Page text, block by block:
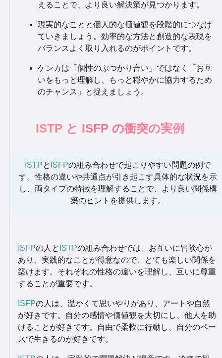
えることで、より良い解決策が見つかります。
現実的なことと個人的な価値観を段階的につなげ
ていきましょう。効率的な方法と創造的な表現を
バランスよく取り入れるのがポイントです。
ケンカは「個性のぶつかり合い」ではなく「お互
いをもっと理解し、もっと穏やかに協力するため
のチャンス」と捉えましょう。
ISTP と ISFP の衝突の実例
ISTPと ISFPの組み合わせで起こりやすい問題の例で
す。性格の違いや共通点が引き起こす具体的な状況を示
し、両タイプの特徴を理解することで、より良い関係構
築のヒントを提供します。
ISFPの人と ISTPの組み合わせでは、お互いに冒険心が
あり、実践的なことが得意なので、とても楽しい関係を
築けます。それぞれの性格の違いを理解し、互いに尊重
することが重要です。
ISFPの人は、温かくて思いやりがあり、アートや自然
が好きです。自分の感情や価値観を大切にし、他人を助
けることが好きです。自由で柔軟に行動し、自分のペー
スで生きるのが好きです。